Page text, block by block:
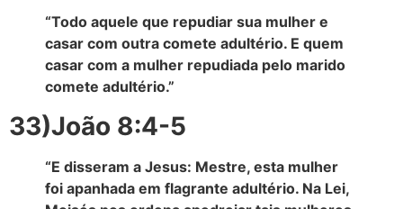
“Todo aquele que repudiar sua mulher e
casar com outra comete adultério. E quem
casar com a mulher repudiada pelo marido
comete adultério.”
33)João 8:4-5
“E disseram a Jesus: Mestre, esta mulher
foi apanhada em flagrante adultério. Na Lei,